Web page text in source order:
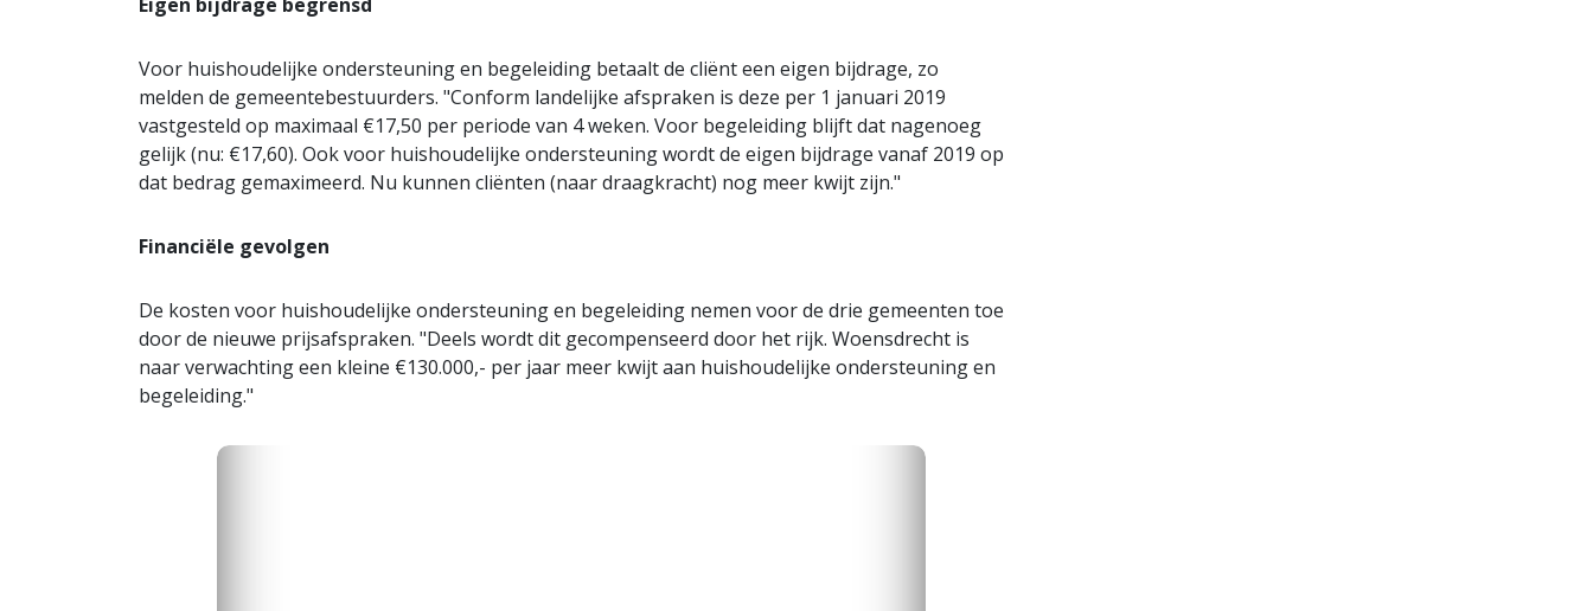
Voor huishoudelijke ondersteuning en begeleiding betaalt de cliënt een eigen bijdrage, zo
melden de gemeentebestuurders. "Conform landelijke afspraken is deze per 1 januari 2019
vastgesteld op maximaal €17,50 per periode van 4 weken. Voor begeleiding blijft dat nagenoeg
gelijk (nu: €17,60). Ook voor huishoudelijke ondersteuning wordt de eigen bijdrage vanaf 2019 op
dat bedrag gemaximeerd. Nu kunnen cliënten (naar draagkracht) nog meer kwijt zijn."
Financiële gevolgen
De kosten voor huishoudelijke ondersteuning en begeleiding nemen voor de drie gemeenten toe
door de nieuwe prijsafspraken. "Deels wordt dit gecompenseerd door het rijk. Woensdrecht is
naar verwachting een kleine €130.000,- per jaar meer kwijt aan huishoudelijke ondersteuning en
begeleiding."